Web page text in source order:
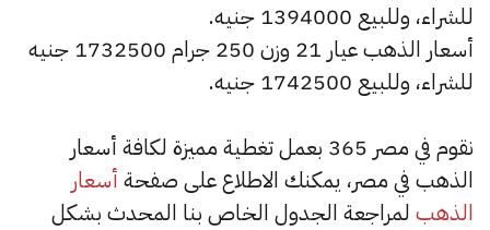
للشراء، وللبيع 1394000 جنيه.
أسعار الذهب عيار 21 وزن 250 جرام 1732500 جنيه
للشراء، وللبيع 1742500 جنيه.
نقوم في مصر 365 بعمل تغطية مميزة لكافة أسعار
الذهب في مصر، يمكنك الاطلاع على صفحة أسعار
الذهب لمراجعة الجدول الخاص بنا المحدث بشكل